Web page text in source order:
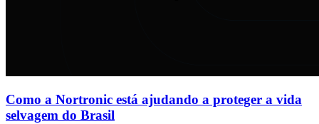
Como a Nortronic está ajudando a proteger a vida
selvagem do Brasil